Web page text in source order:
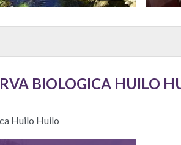
BIOLOGICA HUILO
Huilo Huilo